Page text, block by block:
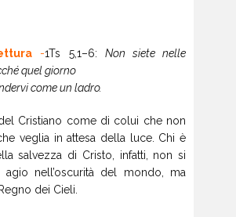
-1Ts 5,1–6: Non siete nelle
quel giorno
come un ladro.
Cristiano come di colui che non
veglia in attesa della luce. Chi è
salvezza di Cristo, infatti, non si
nell’oscurità del mondo, ma
dei Cieli.